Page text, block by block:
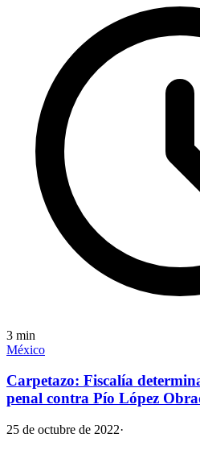
3 min
México
Carpetazo: Fiscalía
penal contra Pío López
25 de octubre de 2022·